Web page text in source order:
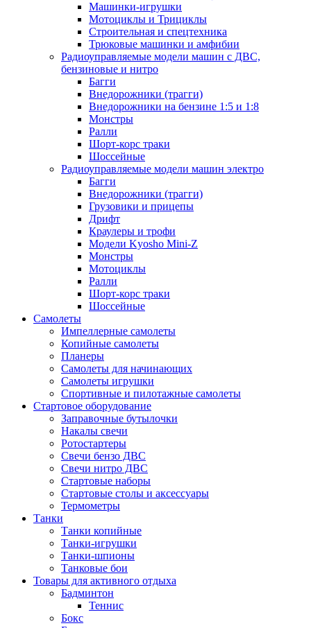
Машинки-игрушки
Мотоциклы и Трициклы
Строительная и спецтехника
Трюковые машинки и амфибии
Радиоуправляемые модели машин с ДВС,
бензиновые и нитро
Багги
Внедорожники (трагги)
Внедорожники на бензине 1:5 и 1:8
Монстры
Ралли
Шорт-корс траки
Шоссейные
Радиоуправляемые модели машин электро
Багги
Внедорожники (трагги)
Грузовики и прицепы
Дрифт
Краулеры и трофи
Модели Kyosho Mini-Z
Монстры
Мотоциклы
Ралли
Шорт-корс траки
Шоссейные
Самолеты
Импеллерные самолеты
Копийные самолеты
Планеры
Самолеты для начинающих
Самолеты игрушки
Спортивные и пилотажные самолеты
Стартовое оборудование
Заправочные бутылочки
Накалы свечи
Ротостартеры
Свечи бензо ДВС
Свечи нитро ДВС
Стартовые наборы
Стартовые столы и аксессуары
Термометры
Танки
Танки копийные
Танки-игрушки
Танки-шпионы
Танковые бои
Товары для активного отдыха
Бадминтон
Теннис
Бокс